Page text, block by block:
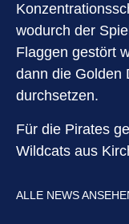
wodurch der
Flaggen gestört
dann die Golden
durchsetzen.
Für die Pirates
Wildcats aus
ALLE NEWS